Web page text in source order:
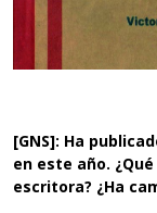
[GNS]: Ha
en este año.
escritora? ¿Ha